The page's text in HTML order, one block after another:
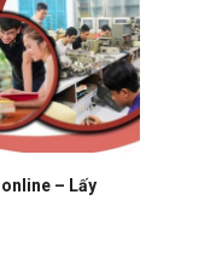
– Lấy